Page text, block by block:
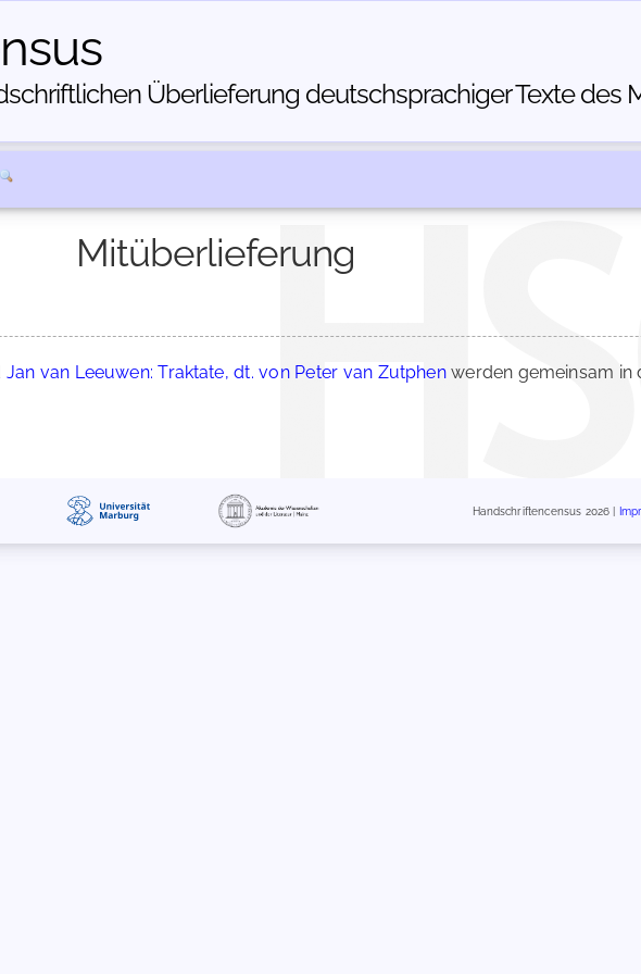
Über­lieferung deutschsprachiger Texte des
Mitüberlieferung
Jan van Leeuwen: Traktate, dt. von Peter van Zutphenwerden gemeinsam in
Handschriftencensus 2026 |